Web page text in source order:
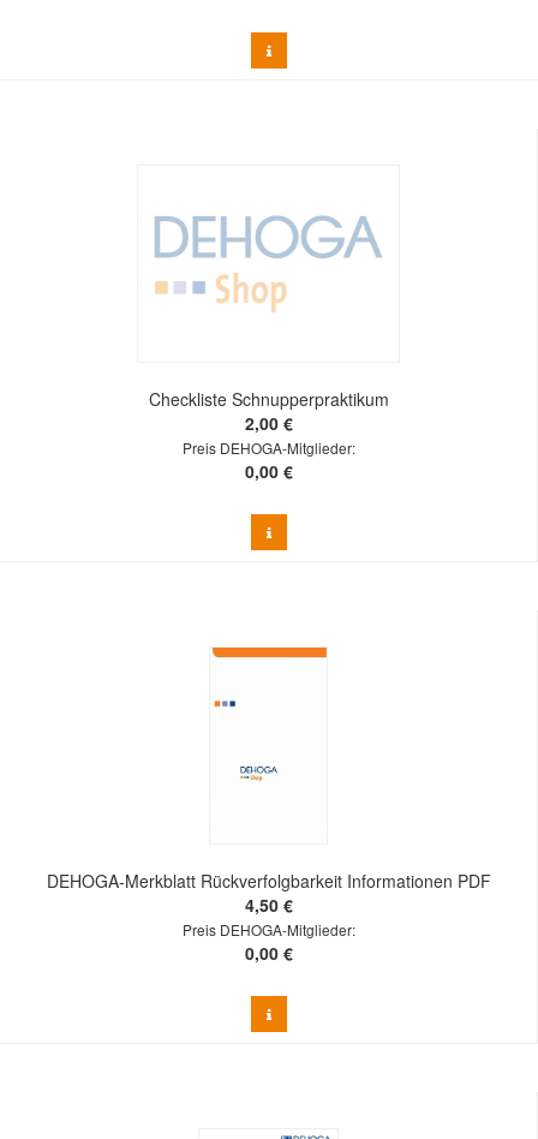
Checkliste Schnupperpraktikum
2,00 €
Preis DEHOGA-Mitglieder:
0,00 €
DEHOGA-Merkblatt Rückverfolgbarkeit Informationen PDF
4,50 €
Preis DEHOGA-Mitglieder:
0,00 €